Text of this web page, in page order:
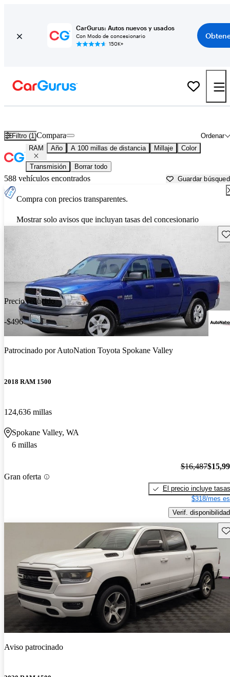
CarGurus: Autos nuevos y usados
Con Modo de concesionario
150K+
Filtro (1) Ordenar
Compara
RAM Año A 100 millas de distancia Millaje Color
Transmisión Borrar todo
588 vehículos encontrados Guardar
Compra con precios transparentes.
Mostrar solo avisos que incluyan tasas del concesionario
Precio reducido
-$496
Patrocinado porAutoNation Toyota Spokane Valley
2018 RAM 1500
124,636 millas
Spokane Valley, WA
6 millas
Gran oferta
$16,487
El precio incluye tasas
$318/mes
Verif. disponibilidad
Aviso patrocinado